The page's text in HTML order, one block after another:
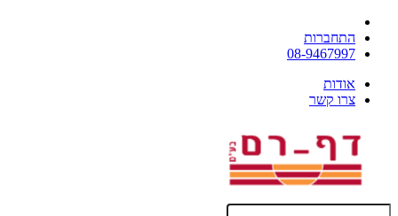
התחברות
08-9467997
אודות
צרו קשר